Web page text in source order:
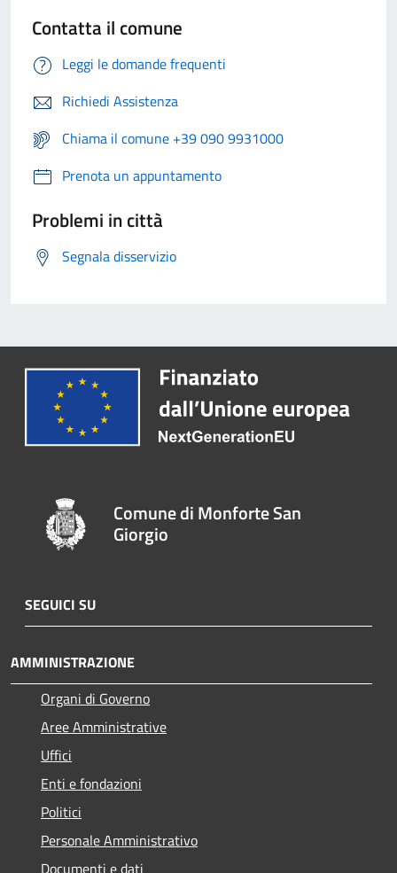
Contatta il comune
Leggi le domande frequenti
Richiedi Assistenza
Chiama il comune +39 090 9931000
Prenota un appuntamento
Problemi in città
Segnala disservizio
Comune di Monforte San
Giorgio
SEGUICI SU
AMMINISTRAZIONE
Organi di Governo
Aree Amministrative
Uffici
Enti e fondazioni
Politici
Personale Amministrativo
Documenti e dati